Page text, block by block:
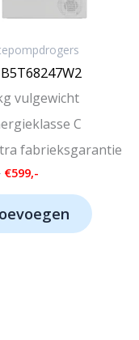
vulgewicht
C
fabrieksgarantie
Oorspronkelijke
€699,-.
€599,-
€599,-.